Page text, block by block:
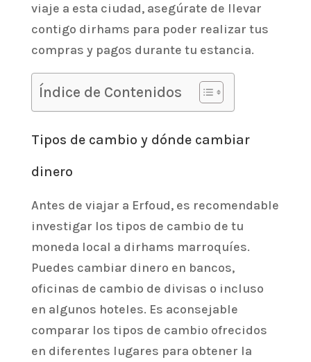
viaje a esta ciudad, asegúrate de llevar
contigo dirhams para poder realizar tus
compras y pagos durante tu estancia.
Índice de Contenidos
Tipos de cambio y dónde cambiar
dinero
Antes de viajar a Erfoud, es recomendable
investigar los tipos de cambio de tu
moneda local a dirhams marroquíes.
Puedes cambiar dinero en bancos,
oficinas de cambio de divisas o incluso
en algunos hoteles. Es aconsejable
comparar los tipos de cambio ofrecidos
en diferentes lugares para obtener la